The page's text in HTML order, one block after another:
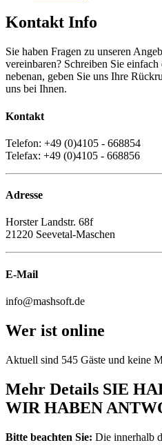
Kontakt Info
Sie haben Fragen zu unseren
vereinbaren? Schreiben Sie
nebenan, geben Sie uns Ihre
uns bei Ihnen.
Kontakt
Telefon: +49 (0)4105 - 668854
Telefax: +49 (0)4105 - 668856
Adresse
Horster Landstr. 68f
21220 Seevetal-Maschen
E-Mail
info@mashsoft.de
Wer ist online
Aktuell sind 545 Gäste und keine
Mehr Details SIE
WIR HABEN
Bitte beachten Sie: Die innerhalb